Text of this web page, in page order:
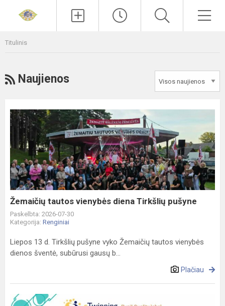
Titulinis
RSS
Naujienos
Žemaičių
tautos
vienybės
diena
Tirkšlių
pušyne
Žemaičių tautos vienybės diena Tirkšlių pušyne
Paskelbta: 2026-07-30
Kategorija: Renginiai
Liepos 13 d. Tirkšlių pušyne vyko Žemaičių tautos vienybės
dienos šventė, subūrusi gausų b...
Plačiau
eTwinning